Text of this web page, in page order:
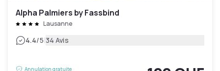
Alpha Palmiers by Fassbind
Lausanne
4.4/5|34 Avis
Annulation gratuite